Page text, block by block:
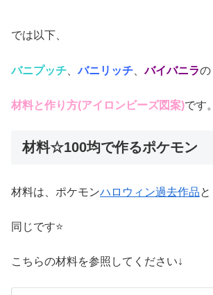
では以下、
バニプッチ 、バニリッチ 、バイバニラの
材料と作り方(アイロンビーズ図案)です。
材料☆100均で作るポケモン
材料は、ポケモンハロウィン過去作品と
同じです⭐
こちらの材料を参照してください↓